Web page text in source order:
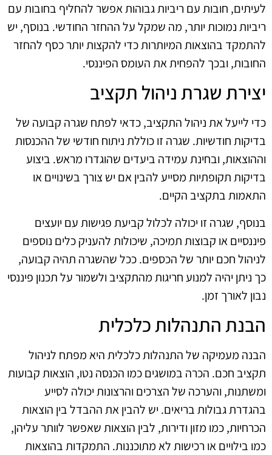
לעיתים, חובות עם ריביות גבוהות אפשר להחליף בחובות עם
ריביות נמוכות יותר, מה שמקל על ההחזר החודשי. בנוסף, יש
להתמקד בהוצאות המיותרות כדי להקצות יותר כסף להחזר
החובות, ובכך להפחית את העומס הפיננסי.
יצירת שגרת ניהול תקציב
כדי לייעל את ניהול התקציב, כדאי לפתח שגרה קבועה של
בדיקות חודשיות. שגרה זו כוללת ניתוח חודשי של ההכנסות
וההוצאות, ובחינת עמידה ביעדים שהוגדרו מראש. ביצוע
בדיקות תקופתיות מסייע להבין אם יש צורך בשינויים או
התאמות בתקציב הקיים.
בנוסף, שגרה זו יכולה לכלול קביעת פגישות עם יועצים
פיננסיים או קבוצות תמיכה, שיכולות להעניק כלים נוספים
לניהול חכם יותר של הכספים. ככל שהשגרה תהיה קבועה,
כך ניתן יהיה למנוע חריגות מהתקציב ולשמור על תכנון פיננסי
נבון לאורך זמן.
הבנת התנהלות כלכלית
הבנה מעמיקה של התנהלות כלכלית היא מפתח לניהול
תקציב חכם. הכרה במושגים כמו הכנסה נטו, הוצאות קבועות
ומשתנות, והערכה של הצרכים והרצונות יכולה לסייע
בהגדרת גבולות בריאים. יש להבין את ההבדל בין הוצאות
הכרחיות, כמו מזון ודירות, לבין הוצאות שאפשר לוותר עליהן,
כמו בילויים או רכישות לא מתוכננות. התמקדות בהוצאות